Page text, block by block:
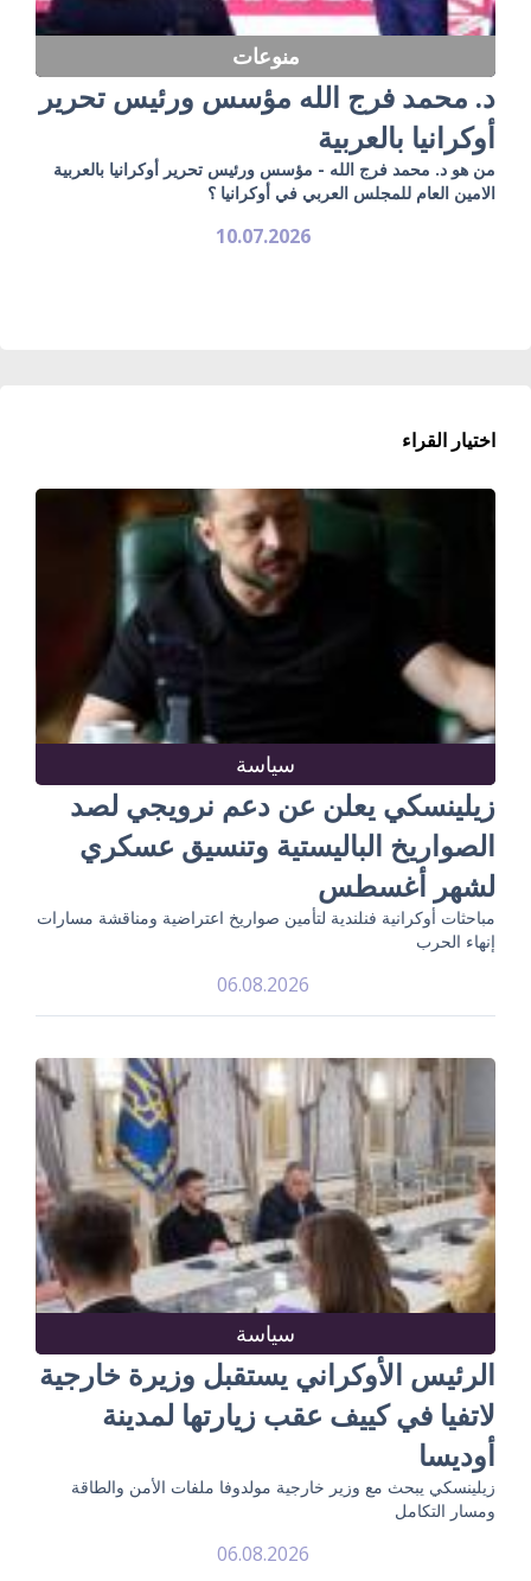
منوعات
د. محمد فرج الله مؤسس ورئيس تحرير
أوكرانيا بالعربية
من هو د. محمد فرج الله - مؤسس ورئيس تحرير أوكرانيا بالعربية
الامين العام للمجلس العربي في أوكرانيا ؟
10.07.2026
اختيار القراء
سياسة
زيلينسكي يعلن عن دعم نرويجي لصد
الصواريخ الباليستية وتنسيق عسكري
لشهر أغسطس
مباحثات أوكرانية فنلندية لتأمين صواريخ اعتراضية ومناقشة مسارات
إنهاء الحرب
06.08.2026
سياسة
الرئيس الأوكراني يستقبل وزيرة خارجية
لاتفيا في كييف عقب زيارتها لمدينة
أوديسا
زيلينسكي يبحث مع وزير خارجية مولدوفا ملفات الأمن والطاقة
ومسار التكامل
06.08.2026